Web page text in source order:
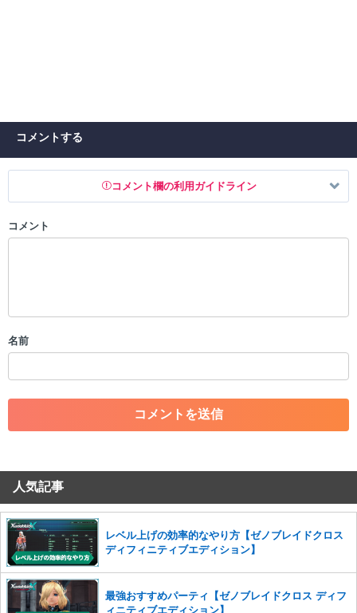
コメントする
コメント欄の利用ガイドライン
以下の書き込みを禁止とし、場合によってはコメント削除や書き込み制
・一度削除された投稿を再び投稿すること
・アカウントの売買など金銭が絡む内容の投稿
・各ゲームのネタバレを含む内容の投稿
・その他、管理者が不適切と判断した投稿
コメントの削除を申請する
せていただきます。ご了承ください。
※一度削除したコメントは復元ができませんのでご注意くだ
さい。
また、過度な利用規約の違反や、弊社に損害の及ぶ内容の書き込みがあ
った場合は、法的措置をとらせていただく場合もございますので、あら
かじめご理解くださいませ。
コメント
名前
人気記事
レベル上げの効率的なやり方【ゼノブレイドクロス
ディフィニティブエディション】
最強おすすめパーティ【ゼノブレイドクロス ディフ
ィニティブエディション】